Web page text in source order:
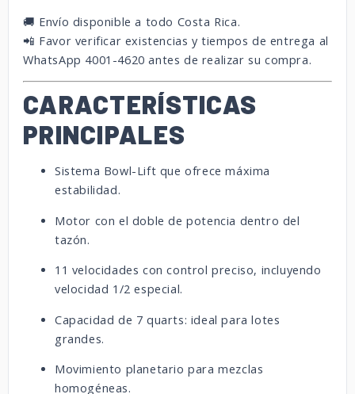
🚚 Envío disponible a todo Costa Rica.
📲 Favor verificar existencias y tiempos de entrega al
WhatsApp 4001-4620 antes de realizar su compra.
CARACTERÍSTICAS
PRINCIPALES
Sistema Bowl-Lift que ofrece máxima
estabilidad.
Motor con el doble de potencia dentro del
tazón.
11 velocidades con control preciso, incluyendo
velocidad 1/2 especial.
Capacidad de 7 quarts: ideal para lotes
grandes.
Movimiento planetario para mezclas
homogéneas.